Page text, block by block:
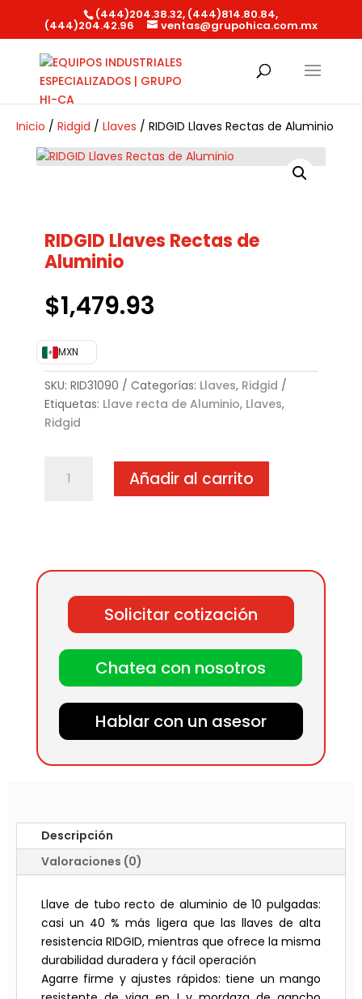
(444)204.38.32, (444)814.80.84,
(444)204.42.96 ventas@grupohica.com.mx
Inicio / Ridgid / Llaves / RIDGID Llaves Rectas de Aluminio
RIDGID Llaves Rectas de
Aluminio
$1,479.93
MXN
SKU: RID31090 Categorías: Llaves, Ridgid
Etiquetas: Llave recta de Aluminio, Llaves,
Ridgid
Llaves
Añadir al carrito
Solicitar cotización
Chatea con nosotros
Hablar con un asesor
Descripción
Valoraciones (0)
Llave de tubo recto de aluminio de 10 pulgadas:
casi un 40 % más ligera que las llaves de alta
resistencia RIDGID, mientras que ofrece la misma
durabilidad duradera y fácil operación
Agarre firme y ajustes rápidos: tiene un mango